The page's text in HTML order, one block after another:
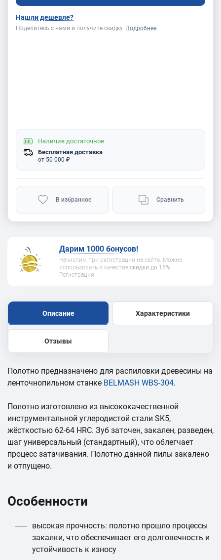
Нашли дешевле?
Поделитесь с нами и получите скидку. Подробнее
Наличие достаточное
Бесплатная доставка
от 50 000 ₽
В избранное Сравнить
Дарим 1000 бонусов!
Начислим при регистрации на сайте. Можно
использовать в качестве скидки до 15%.
Регистрация
Описание Характеристики
Отзывы
Полотно предназначено для распиловки древесины на
ленточнопильном станке BELMASH WBS-304.
Полотно изготовлено из высококачественной
инструментальной углеродистой стали SK5,
жёсткостью 62-64 HRC. Зуб заточен, закален, разведен,
шаг универсальный (стандартный), что облегчает
процесс затачивания. Полотно данной пилы закалено
и отпущено.
Особенности
высокая прочность: полотно прошло процессы
закалки, что обеспечивает его долговечность и
устойчивость к износу